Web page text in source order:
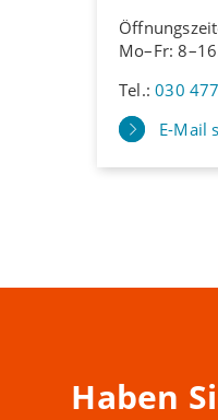
Mo–Fr:
Tel.:030
E-Mail
Haben